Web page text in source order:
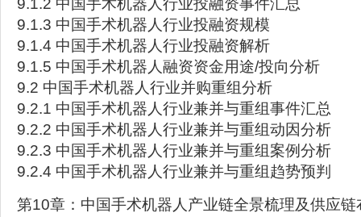
9.1.2 中国手术机器人行业投融资事件汇总
9.1.3 中国手术机器人行业投融资规模
9.1.4 中国手术机器人行业投融资解析
9.1.5 中国手术机器人融资资金用途/投向分析
9.2 中国手术机器人行业并购重组分析
9.2.1 中国手术机器人行业兼并与重组事件汇总
9.2.2 中国手术机器人行业兼并与重组动因分析
9.2.3 中国手术机器人行业兼并与重组案例分析
9.2.4 中国手术机器人行业兼并与重组趋势预判
第10章：中国手术机器人产业链全景梳理及供应链